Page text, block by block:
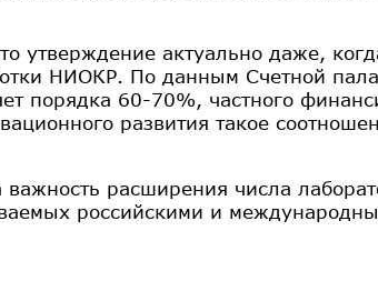
утверждение актуально даже,
НИОКР. По данным Счетной
порядка 60-70%, частного
развития такое
расширения числа
российскими и